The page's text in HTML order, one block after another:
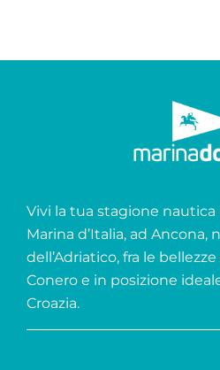
Vivi la tua stagione
Marina d’Italia, ad Ancona,
dell’Adriatico, fra le
Conero e in posizione
Croazia.